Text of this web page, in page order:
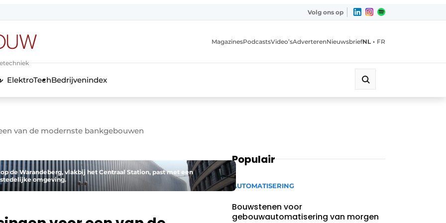
Volg ons op
MagazinesPodcastsVideo’sAdverterenNieuwsbriefNL • FR
ElektroTechBedrijvenindex
van de modernste bankgebouwen
de Warandeberg, vlakbij het Centraal Station, past met een
omgeving.
Populair
AUTOMATISERING
Bouwstenen voor
gebouwautomatisering van morgen